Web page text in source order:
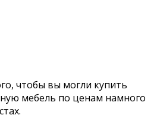
чтобы вы могли купить
мебель по ценам намного